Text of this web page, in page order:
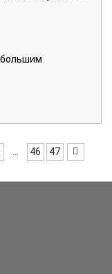
... 46 47